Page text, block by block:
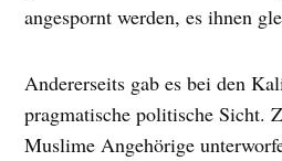
angespornt werden, es ihnen
Andererseits gab es bei den
pragmatische politische Sicht.
Muslime Angehörige